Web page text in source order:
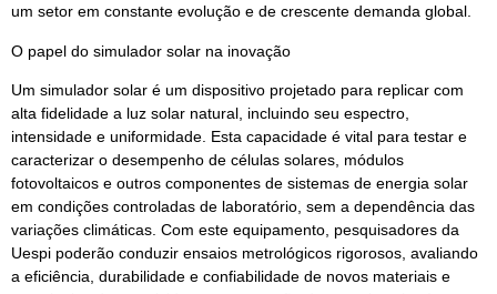
um setor em constante evolução e de crescente demanda global.
O papel do simulador solar na inovação
Um simulador solar é um dispositivo projetado para replicar com
alta fidelidade a luz solar natural, incluindo seu espectro,
intensidade e uniformidade. Esta capacidade é vital para testar e
caracterizar o desempenho de células solares, módulos
fotovoltaicos e outros componentes de sistemas de energia solar
em condições controladas de laboratório, sem a dependência das
variações climáticas. Com este equipamento, pesquisadores da
Uespi poderão conduzir ensaios metrológicos rigorosos, avaliando
a eficiência, durabilidade e confiabilidade de novos materiais e